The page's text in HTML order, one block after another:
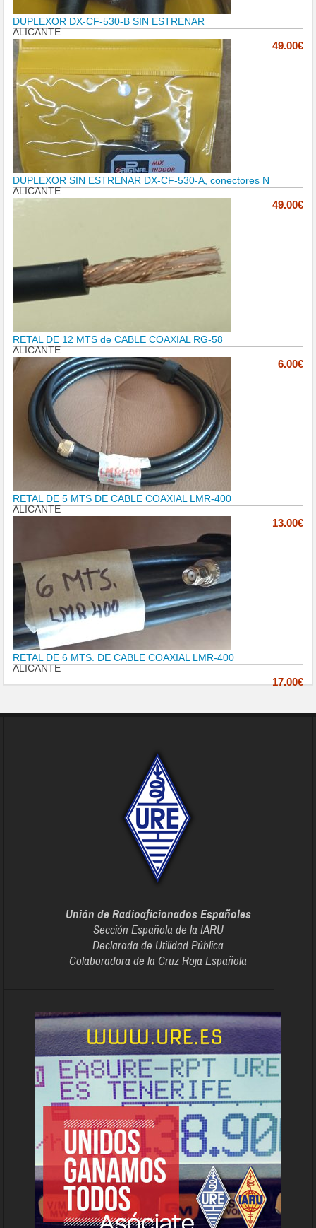
DUPLEXOR DX-CF-530-B SIN ESTRENAR
ALICANTE
49.00€
DUPLEXOR SIN ESTRENAR DX-CF-530-A, conectores N
ALICANTE
49.00€
RETAL DE 12 MTS de CABLE COAXIAL RG-58
ALICANTE
6.00€
RETAL DE 5 MTS DE CABLE COAXIAL LMR-400
ALICANTE
13.00€
RETAL DE 6 MTS. DE CABLE COAXIAL LMR-400
ALICANTE
17.00€
Unión de Radioaficionados Españoles
Sección Española de la IARU
Declarada de Utilidad Pública
Colaboradora de la Cruz Roja Española